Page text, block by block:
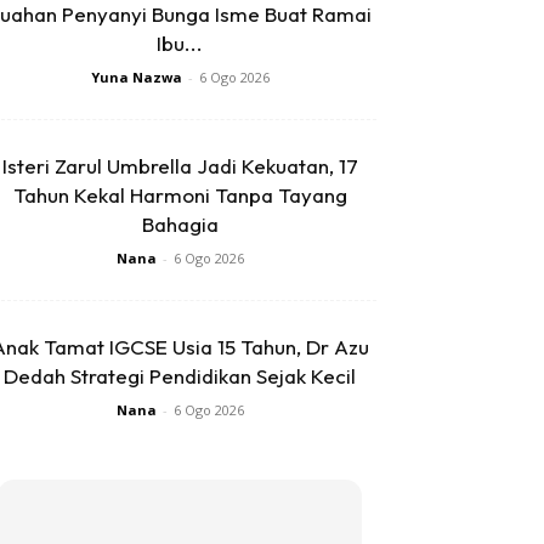
Penyanyi Bunga Isme Buat Ramai
Ibu...
Yuna Nazwa - 6 Ogo 2026
Isteri Zarul Umbrella Jadi Kekuatan, 17
Tahun Kekal Harmoni Tanpa Tayang
Bahagia
Nana - 6 Ogo 2026
Tamat IGCSE Usia 15 Tahun, Dr Azu
Dedah Strategi Pendidikan Sejak Kecil
Nana - 6 Ogo 2026